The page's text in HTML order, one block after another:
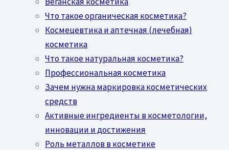
Что такое органическая косметика?
Космецевтика и аптечная (лечебная)
косметика
Что такое натуральная косметика?
Профессиональная косметика
Зачем нужна маркировка косметических
средств
Активные ингредиенты в косметологии,
инновации и достижения
Роль металлов в косметике